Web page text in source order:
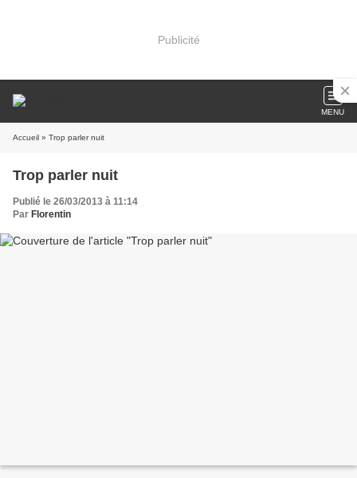
Publicité
MENU
Accueil » Trop parler nuit
Trop parler nuit
Publié le 26/03/2013 à 11:14
Par Florentin